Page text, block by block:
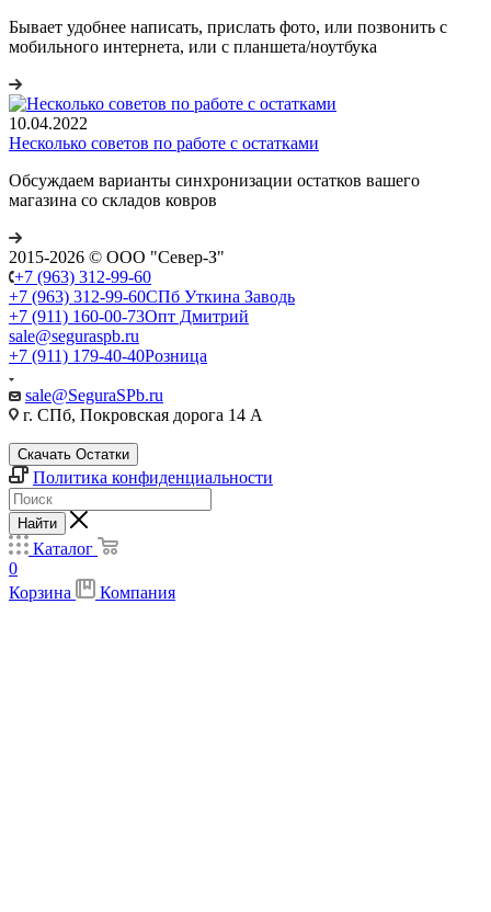
Бывает удобнее написать, прислать фото, или позвонить с
мобильного интернета, или с планшета/ноутбука
10.04.2022
Несколько советов по работе с остатками
Обсуждаем варианты синхронизации остатков вашего
магазина со складов ковров
2015-2026 © ООО "Север-З"
+7 (963) 312-99-60
+7 (963) 312-99-60СПб Уткина Заводь
+7 (911) 160-00-73Опт Дмитрий
sale@seguraspb.ru
+7 (911) 179-40-40Розница
sale@SeguraSPb.ru
г. СПб, Покровская дорога 14 А
Скачать Остатки
Политика конфиденциальности
Найти
Каталог
0
Корзина
Компания